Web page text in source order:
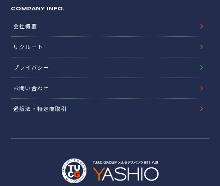
COMPANY INFO.
会社概要
リクルート
プライバシー
お問い合わせ
通販法・特定商取引